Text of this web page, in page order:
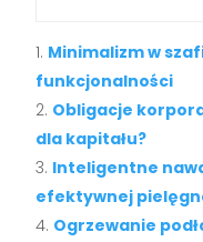
Minimalizm w
funkcjonalności
Obligacje
dla kapitału?
Inteligentne
efektywnej
Ogrzewanie